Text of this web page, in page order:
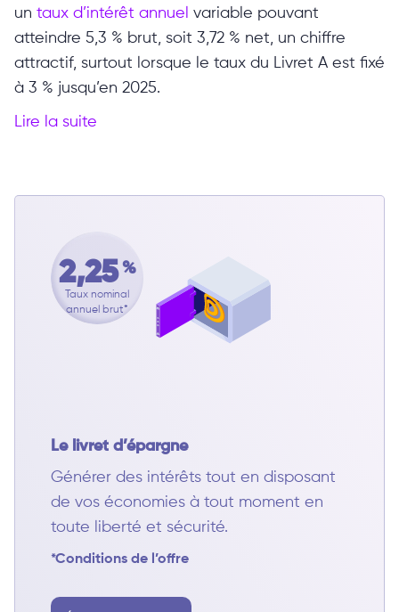
un taux d’intérêt annuel variable pouvant
atteindre 5,3 % brut, soit 3,72 % net, un chiffre
attractif, surtout lorsque le taux du Livret A est fixé
à 3 % jusqu’en 2025.
Lire la suite
2,25 %
Taux nominal
annuel brut*
Le livret d’épargne
Générer des intérêts tout en disposant
de vos économies à tout moment en
toute liberté et sécurité.
*Conditions de l’offre